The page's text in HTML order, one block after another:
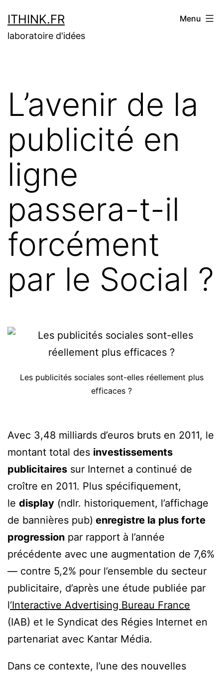
au
contenu
ITHINK.FR
laboratoire d'idées
Menu
L’avenir de la
publicité en
ligne
passera-t-il
forcément
par le Social ?
Les publicités sociales sont-elles réellement plus
efficaces ?
Avec 3,48 milliards d’euros bruts en 2011, le
montant total des investissements
publicitaires sur Internet a continué de
croître en 2011. Plus spécifiquement,
le display (ndlr. historiquement, l’affichage
de bannières pub) enregistre la plus forte
progression par rapport à l’année
précédente avec une augmentation de 7,6%
— contre 5,2% pour l’ensemble du secteur
publicitaire, d’après une étude publiée par
l‘Interactive Advertising Bureau France
(IAB) et le Syndicat des Régies Internet en
partenariat avec Kantar Média.
Dans ce contexte, l’une des nouvelles